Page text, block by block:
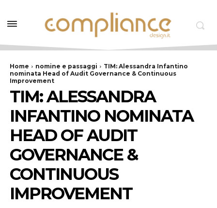
Home nomine e passaggi
TIM: Alessandra Infantino
nominata Head of Audit Governance & Continuous
Improvement
TIM: ALESSANDRA
INFANTINO NOMINATA
HEAD OF AUDIT
GOVERNANCE &
CONTINUOUS
IMPROVEMENT